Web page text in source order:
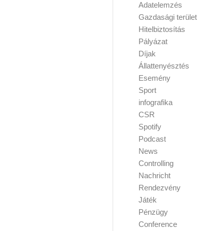
Adatelemzés
Gazdasági terület
Hitelbiztosítás
Pályázat
Díjak
Állattenyésztés
Esemény
Sport
infografika
CSR
Spotify
Podcast
News
Controlling
Nachricht
Rendezvény
Játék
Pénzügy
Conference